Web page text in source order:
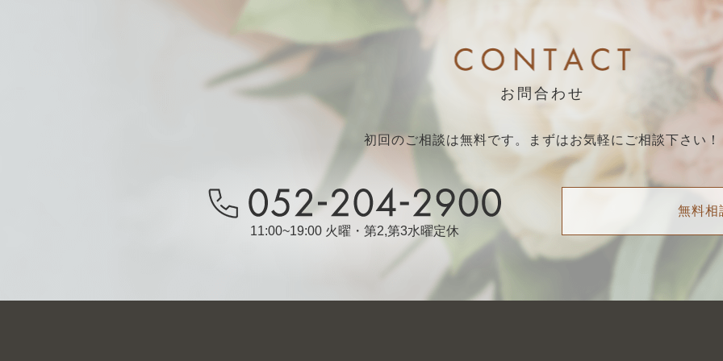
お問合わせ
初回のご相談は無料です。まずはお気軽にご相談下さい！
11:00~19:00 火曜・第2,第3水曜定休
無料相